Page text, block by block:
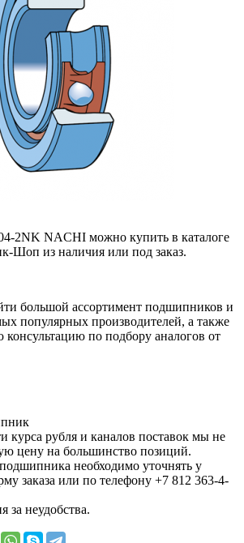
2NK NACHI можно купить в каталоге
Шоп из наличия или под заказ.
большой ассортимент подшипников и
популярных производителей, а также
консультацию по подбору аналогов от
курса рубля и каналов поставок мы не
цену на большинство позиций.
необходимо уточнять у
заказа или по телефону +7 812 363-4-
за неудобства.